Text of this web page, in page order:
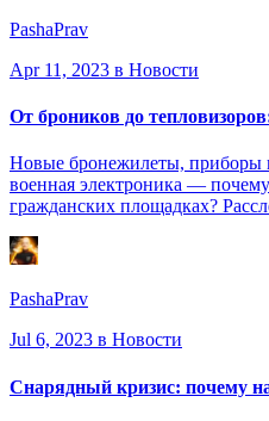
PashaPrav
Apr 11, 2023 в Новости
От броников до
Новые бронежилеты, приборы
военная электроника —
гражданских площадках?
PashaPrav
Jul 6, 2023 в Новости
Снарядный кризис: почему